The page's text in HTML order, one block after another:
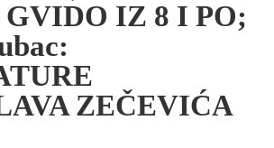
GVIDO IZ 8 I PO;
ZEČEVIĆA